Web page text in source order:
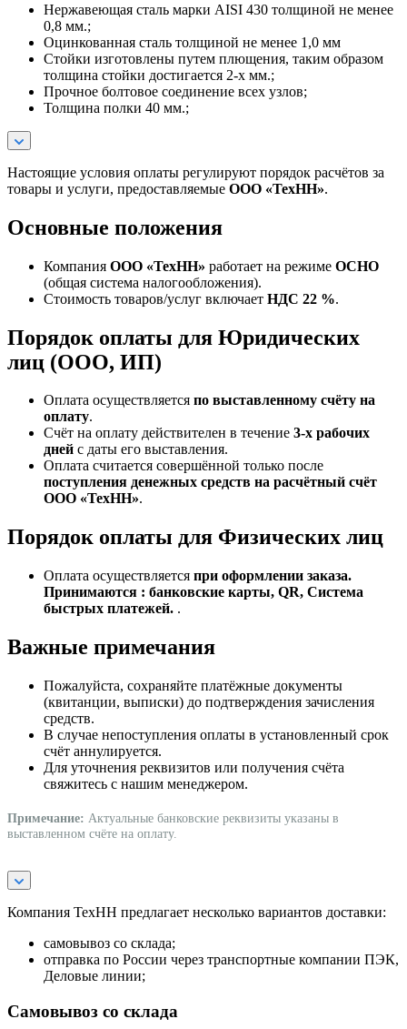
Нержавеющая сталь марки AISI 430 толщиной не менее
0,8 мм.;
Оцинкованная сталь толщиной не менее 1,0 мм
Стойки изготовлены путем плющения, таким образом
толщина стойки достигается 2-х мм.;
Прочное болтовое соединение всех узлов;
Толщина полки 40 мм.;
Настоящие условия оплаты регулируют порядок расчётов за
товары и услуги, предоставляемые ООО «ТехНН».
Основные положения
Компания ООО «ТехНН» работает на режиме ОСНО
(общая система налогообложения).
Стоимость товаров/услуг включает НДС 22 %.
Порядок оплаты для Юридических
лиц (ООО, ИП)
Оплата осуществляется по выставленному счёту на
оплату.
Счёт на оплату действителен в течение 3‑х рабочих
дней с даты его выставления.
Оплата считается совершённой только после
поступления денежных средств на расчётный счёт
ООО «ТехНН».
Порядок оплаты для Физических лиц
Оплата осуществляется при оформлении заказа.
Принимаются : банковские карты, QR, Система
быстрых платежей. .
Важные примечания
Пожалуйста, сохраняйте платёжные документы
(квитанции, выписки) до подтверждения зачисления
средств.
В случае непоступления оплаты в установленный срок
счёт аннулируется.
Для уточнения реквизитов или получения счёта
свяжитесь с нашим менеджером.
Примечание: Актуальные банковские реквизиты указаны в
выставленном счёте на оплату.
Компания ТехНН предлагает несколько вариантов доставки:
самовывоз со склада;
отправка по России через транспортные компании ПЭК,
Деловые линии;
Самовывоз со склада